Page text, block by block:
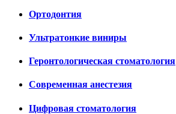
Ортодонтия
Ультратонкие виниры
Геронтологическая стоматология
Современная анестезия
Цифровая стоматология